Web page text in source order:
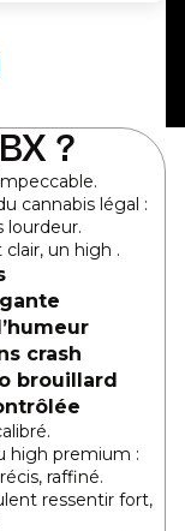
?
cannabis légal :
lourdeur.
un high .
crash
brouillard
high premium :
raffiné.
ressentir fort,